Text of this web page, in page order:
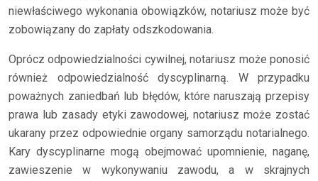
niewłaściwego wykonania obowiązków, notariusz może być
zobowiązany do zapłaty odszkodowania.
Oprócz odpowiedzialności cywilnej, notariusz może ponosić
również odpowiedzialność dyscyplinarną. W przypadku
poważnych zaniedbań lub błędów, które naruszają przepisy
prawa lub zasady etyki zawodowej, notariusz może zostać
ukarany przez odpowiednie organy samorządu notarialnego.
Kary dyscyplinarne mogą obejmować upomnienie, naganę,
zawieszenie w wykonywaniu zawodu, a w skrajnych